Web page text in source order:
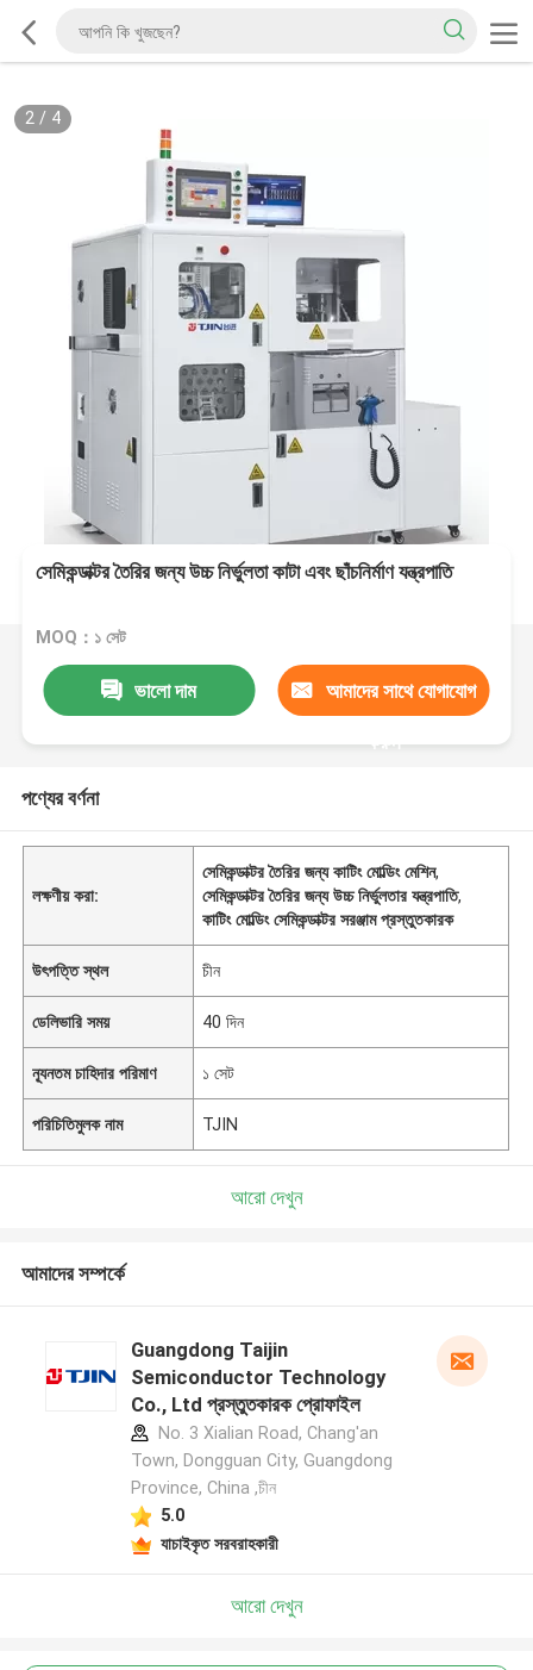
2/ 4
সেমিকন্ডাক্টর তৈরির জন্য উচ্চ নির্ভুলতা কাটা এবং ছাঁচনির্মাণ যন্ত্রপাতি
MOQ：১ সেট
ভালো দাম আমাদের সাথে যোগাযোগ
করুন
পণ্যের বর্ণনা
লক্ষণীয় করা:
সেমিকন্ডাক্টর তৈরির জন্য কাটিং মোল্ডিং মেশিন,
সেমিকন্ডাক্টর তৈরির জন্য উচ্চ নির্ভুলতার যন্ত্রপাতি,
কাটিং মোল্ডিং সেমিকন্ডাক্টর সরঞ্জাম প্রস্তুতকারক
উৎপত্তি স্থল চীন
ডেলিভারি সময় 40 দিন
ন্যূনতম চাহিদার পরিমাণ ১ সেট
পরিচিতিমুলক নাম TJIN
আরো দেখুন
আমাদের সম্পর্কে
Guangdong Taijin
Semiconductor Technology
Co., Ltd প্রস্তুতকারক প্রোফাইল
No. 3 Xialian Road, Chang'an
Town, Dongguan City, Guangdong
Province, China ,চীন
5.0
যাচাইকৃত সরবরাহকারী
আরো দেখুন